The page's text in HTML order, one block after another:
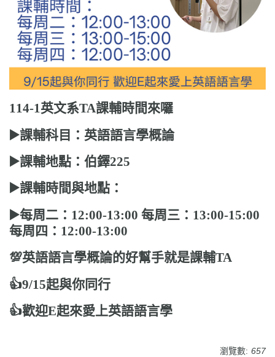
114-1英文系TA課輔時間來囉
▶️課輔科目：英語語言學概論
▶️課輔地點：伯鐸225
▶️課輔時間與地點：
▶️每周二：12:00-13:00 每周三：13:00-15:00
每周四：12:00-13:00
💯英語語言學概論的好幫手就是課輔TA
👍9/15起與你同行
👍歡迎E起來愛上英語語言學
瀏覽數: 657